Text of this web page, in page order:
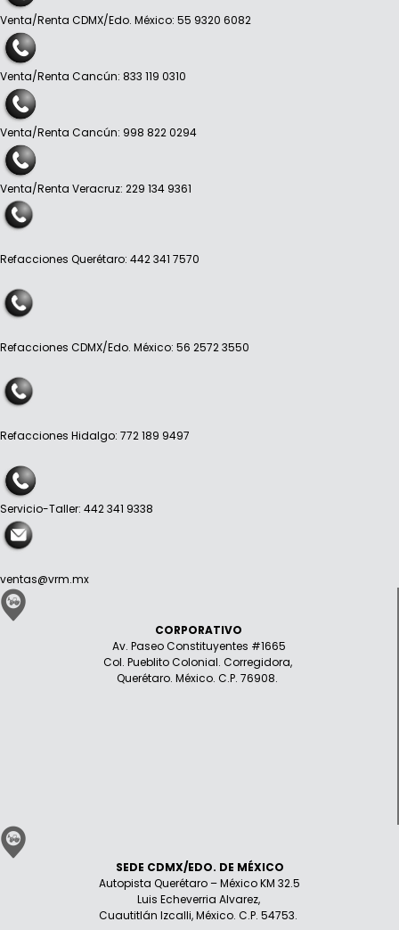
Venta/Renta CDMX/Edo. México: 55 9320 6082
Venta/Renta Cancún: 833 119 0310
Venta/Renta Cancún: 998 822 0294
Venta/Renta Veracruz: 229 134 9361
Refacciones Querétaro: 442 341 7570
Refacciones CDMX/Edo. México: 56 2572 3550
Refacciones Hidalgo: 772 189 9497
Servicio-Taller: 442 341 9338
ventas@vrm.mx
CORPORATIVO
Av. Paseo Constituyentes #1665
Col. Pueblito Colonial. Corregidora,
Querétaro. México. C.P. 76908.
SEDE CDMX/EDO. DE MÉXICO
Autopista Querétaro – México KM 32.5
Luis Echeverria Alvarez,
Cuautitlán Izcalli, México. C.P. 54753.